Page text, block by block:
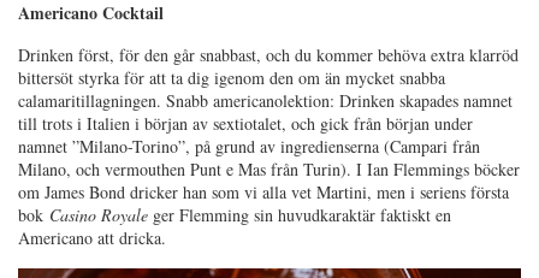
Americano Cocktail
Drinken först, för den går snabbast, och du kommer behöva extra klarröd
bittersöt styrka för att ta dig igenom den om än mycket snabba
calamaritillagningen. Snabb americanolektion: Drinken skapades namnet
till trots i Italien i början av sextiotalet, och gick från början under
namnet ”Milano-Torino”, på grund av ingredienserna (Campari från
Milano, och vermouthen Punt e Mas från Turin). I Ian Flemmings böcker
om James Bond dricker han som vi alla vet Martini, men i seriens första
bok Casino Royale ger Flemming sin huvudkaraktär faktiskt en
Americano att dricka.